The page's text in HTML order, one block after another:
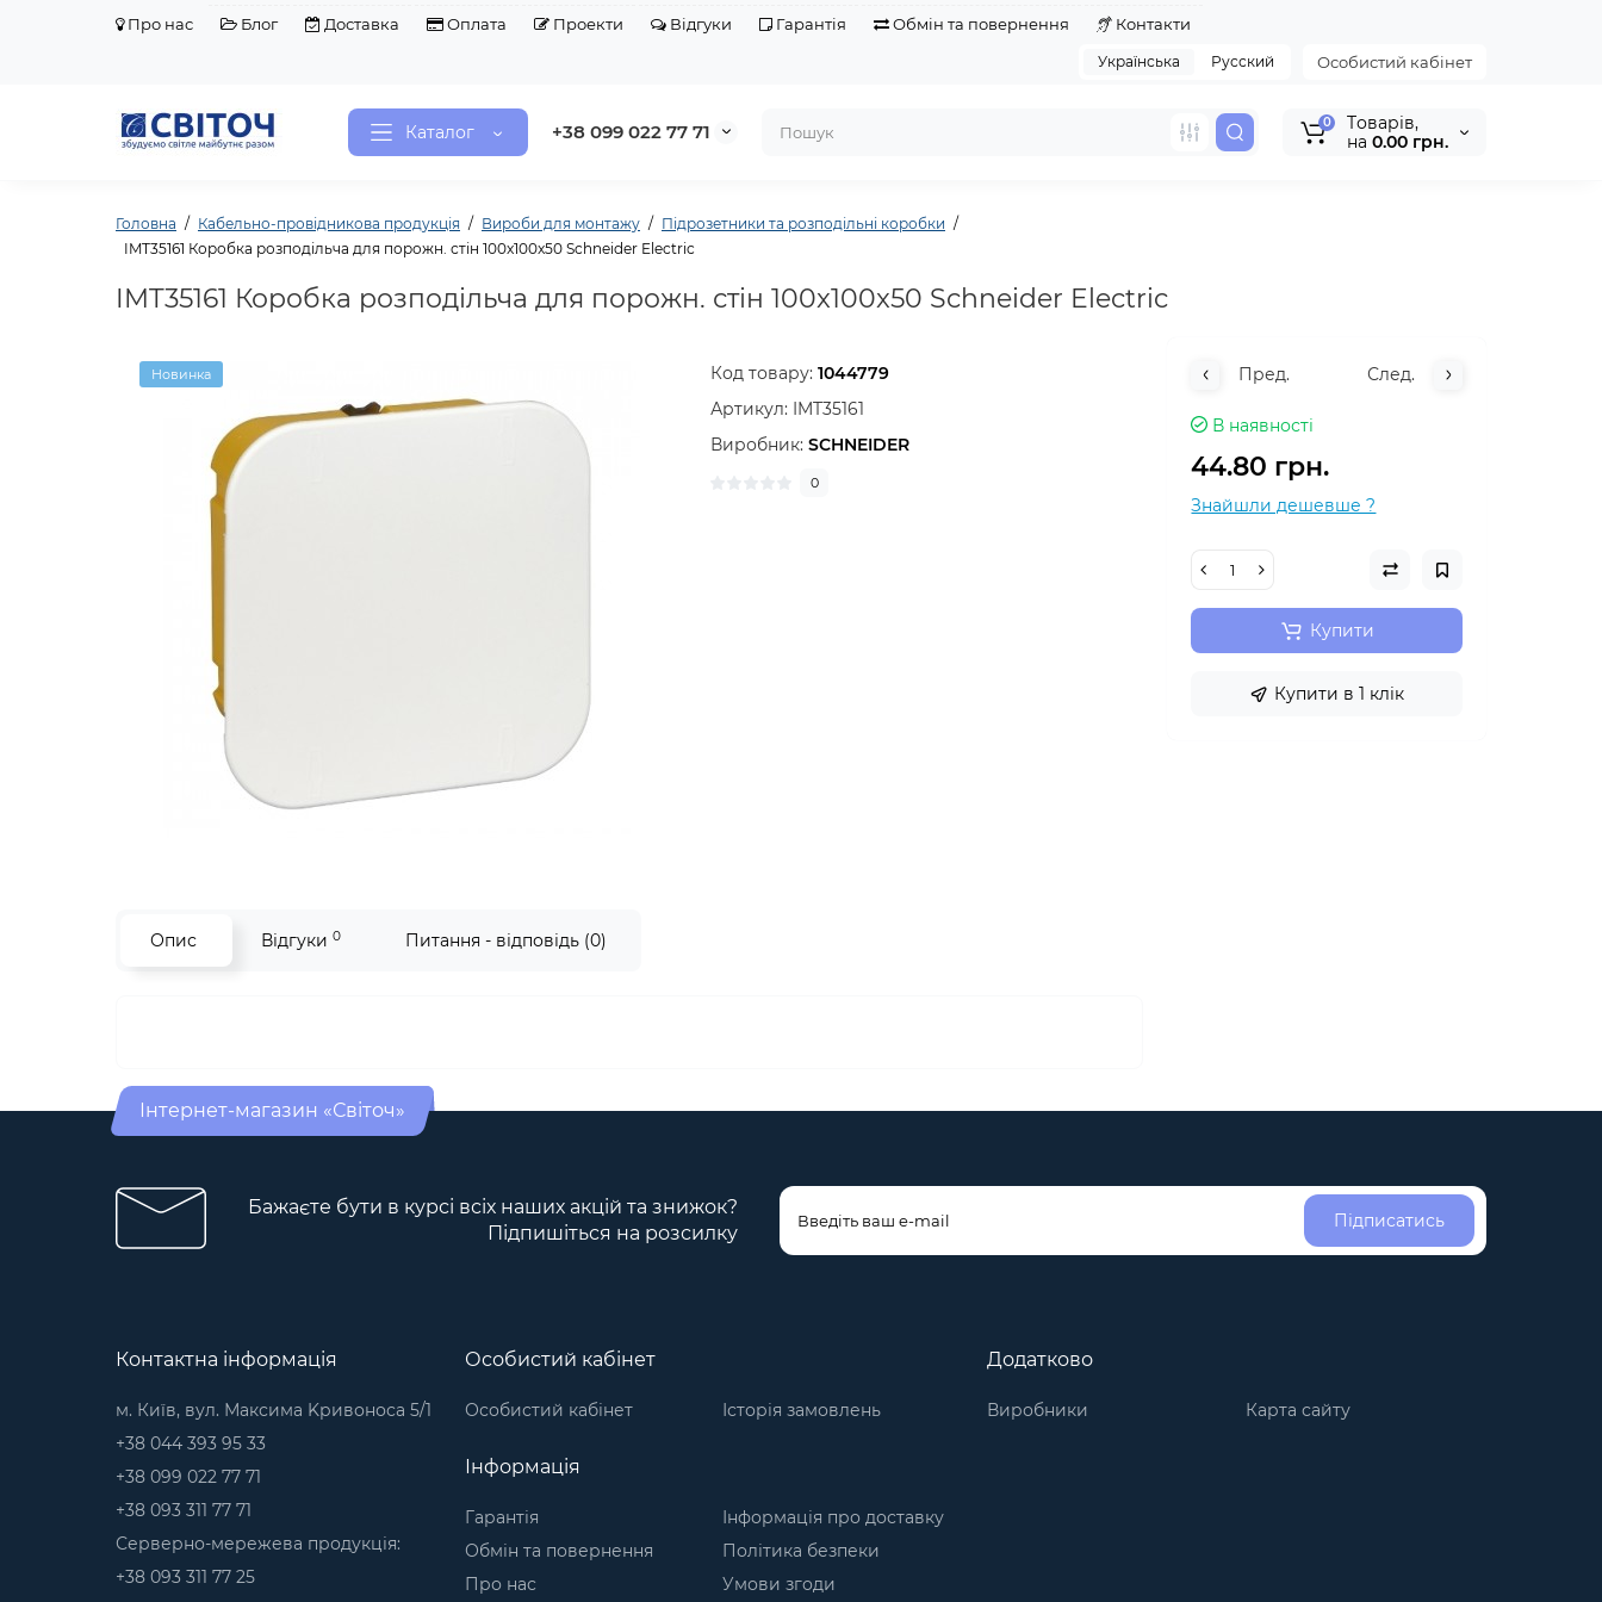
Про нас Блог Доставка Оплата Проекти Відгуки Гарантія Обмін та повернення
Контакти
Особистий кабінет
Українська Русский
Каталог +38 099 022 77 71 0
Tоварів,
на 0.00 грн.
Головна Кабельно-провідникова продукція Вироби для монтажу
Підрозетники та розподільні коробки
IMT35161 Коробка розподільча для порожн. стін 100x100x50 Schneider Electric
IMT35161 Коробка розподільча для порожн. стін 100x100x50 Schneider Electric
Новинка Код товару:1044779
Артикул: IMT35161
Виробник:SCHNEIDER
0
Пред. След.
В наявності
44.80 грн.
Знайшли дешевше ?
Купити
Купити в 1 клік
Опис Відгуки 0 Питання - відповідь (0)
Інтернет-магазин «Світоч»
Бажаєте бути в курсі всіх наших акцій та знижок?
Підпишіться на розсилку
Підписатись
Контактна інформація
м. Київ, вул. Максима Kривоноса 5/1
+38 044 393 95 33
+38 099 022 77 71
+38 093 311 77 71
Серверно-мережева продукція:
+38 093 311 77 25
Особистий кабінет
Особистий кабінет Історія замовлень
Додатково
Виробники Карта сайту
Інформація
Гарантія
Обмін та повернення
Про нас
Інформація про доставку
Політика безпеки
Умови згоди